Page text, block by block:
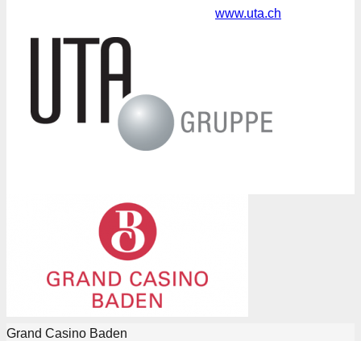
www.uta.ch
Grand Casino Baden